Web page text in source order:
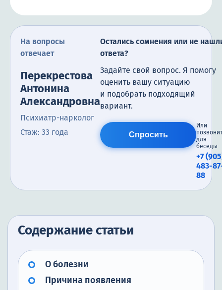
На вопросы
отвечает
Перекрестова
Антонина
Александровна
Психиатр-нарколог
Стаж: 33 года
Остались сомнения или не
ответа?
Задайте свой вопрос. Я помогу
оценить вашу ситуацию
и подобрать подходящий
вариант.
Спросить
Или
для
беседы
+7
483-
88
Содержание статьи
О болезни
Причина появления